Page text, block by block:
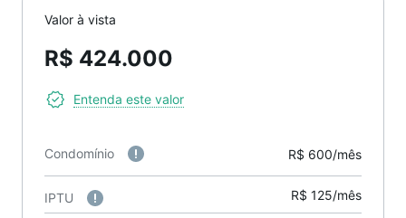
Valor à vista
R$ 424.000
Entenda este valor
Condomínio R$ 600/mês
IPTU R$ 125/mês